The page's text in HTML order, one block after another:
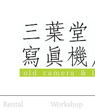
Rental Workshop